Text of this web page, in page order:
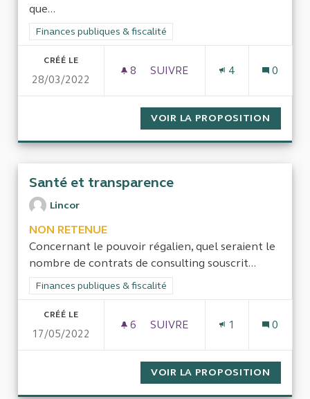
que...
Filtrer les résultats de la catégorie : Finances publiques &
Finances publiques & fiscalité
CRÉÉ LE
28/03/2022
8 8 ABONNÉS
SUIVRE
4 0
VOIR LA PROPOSITION
Santé et transparence
Lincor
NON RETENUE
Concernant le pouvoir régalien, quel seraient le
nombre de contrats de consulting souscrit...
Filtrer les résultats de la catégorie : Finances publiques &
Finances publiques & fiscalité
CRÉÉ LE
17/05/2022
6 6 ABONNÉS
SUIVRE
1 0
VOIR LA PROPOSITION